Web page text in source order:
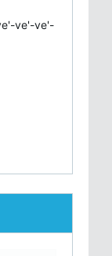
ve'-ve'-